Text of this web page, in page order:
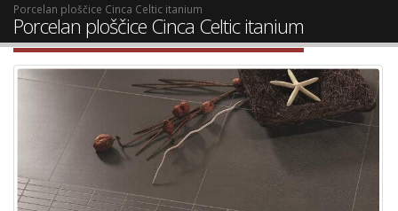
Porcelan ploščice Cinca Celtic itanium
Porcelan ploščice Cinca Celtic itanium